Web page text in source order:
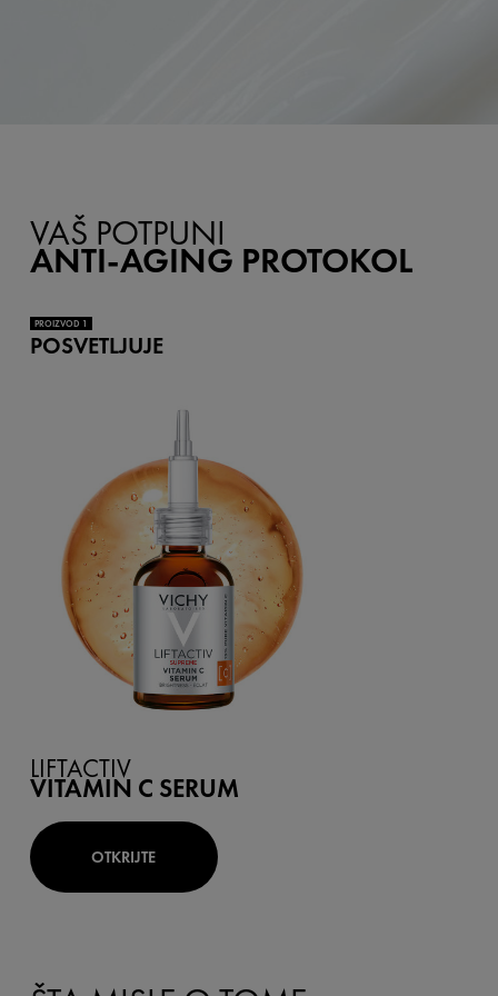
VAŠ POTPUNI
ANTI-AGING PROTOKOL
PROIZVOD 1
POSVETLJUJE
LIFTACTIV
VITAMIN C SERUM
OTKRIJTE